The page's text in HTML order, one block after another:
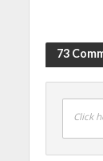
73
Click